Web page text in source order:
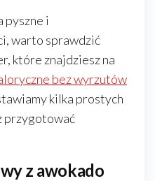
pyszne i
warto sprawdzić
które znajdziesz na
bez wyrzutów
kilka prostych
przygotować
z awokado